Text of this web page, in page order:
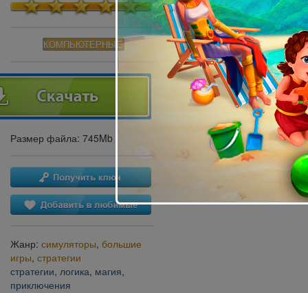
КОМПЬЮТЕРНЫЕ
Размер файла: 745Mb
Жанр: симуляторы, большие
игры, стратегии
стратегии, логика, магия,
приключения